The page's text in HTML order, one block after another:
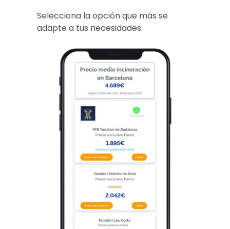
Selecciona la opción que más se
adapte a tus necesidades.